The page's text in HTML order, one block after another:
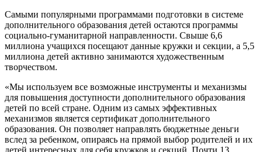
Самыми популярными программами подготовки в системе
дополнительного образования детей остаются программы
социально-гуманитарной направленности. Свыше 6,6
миллиона учащихся посещают данные кружки и секции, а 5,5
миллиона детей активно занимаются художественным
творчеством.
«Мы используем все возможные инструменты и механизмы
для повышения доступности дополнительного образования
детей по всей стране. Одним из самых эффективных
механизмов является сертификат дополнительного
образования. Он позволяет направлять бюджетные деньги
вслед за ребенком, опираясь на прямой выбор родителей и их
детей интересных для себя кружков и секций. Почти 13